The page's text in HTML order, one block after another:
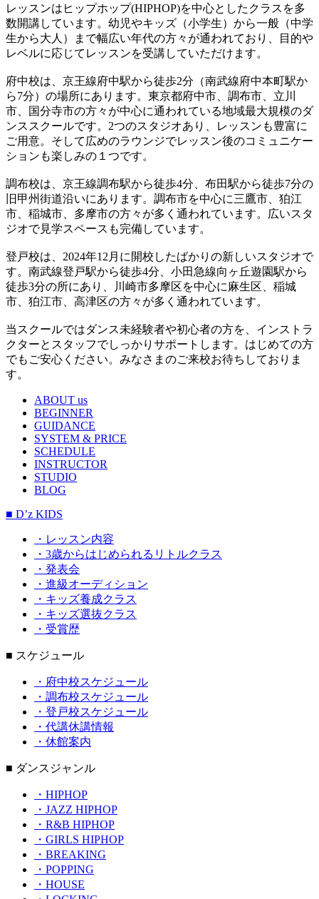
レッスンはヒップホップ(HIPHOP)を中心としたクラスを多
数開講しています。幼児やキッズ（小学生）から一般（中学
生から大人）まで幅広い年代の方々が通われており、目的や
レベルに応じてレッスンを受講していただけます。
府中校は、京王線府中駅から徒歩2分（南武線府中本町駅か
ら7分）の場所にあります。東京都府中市、調布市、立川
市、国分寺市の方々が中心に通われている地域最大規模のダ
ンススクールです。2つのスタジオあり、レッスンも豊富に
ご用意。そして広めのラウンジでレッスン後のコミュニケー
ションも楽しみの１つです。
調布校は、京王線調布駅から徒歩4分、布田駅から徒歩7分の
旧甲州街道沿いにあります。調布市を中心に三鷹市、狛江
市、稲城市、多摩市の方々が多く通われています。広いスタ
ジオで見学スペースも完備しています。
登戸校は、2024年12月に開校したばかりの新しいスタジオで
す。南武線登戸駅から徒歩4分、小田急線向ヶ丘遊園駅から
徒歩3分の所にあり、川崎市多摩区を中心に麻生区、稲城
市、狛江市、高津区の方々が多く通われています。
当スクールではダンス未経験者や初心者の方を、インストラ
クターとスタッフでしっかりサポートします。はじめての方
でもご安心ください。みなさまのご来校お待ちしておりま
す。
ABOUT us
BEGINNER
GUIDANCE
SYSTEM & PRICE
SCHEDULE
INSTRUCTOR
STUDIO
BLOG
■ D’z KIDS
・レッスン内容
・3歳からはじめられるリトルクラス
・発表会
・進級オーディション
・キッズ養成クラス
・キッズ選抜クラス
・受賞歴
■ スケジュール
・府中校スケジュール
・調布校スケジュール
・登戸校スケジュール
・代講休講情報
・休館案内
■ ダンスジャンル
・HIPHOP
・JAZZ HIPHOP
・R&B HIPHOP
・GIRLS HIPHOP
・BREAKING
・POPPING
・HOUSE